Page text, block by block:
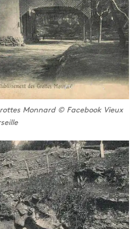
Monnard © Facebook Vieux